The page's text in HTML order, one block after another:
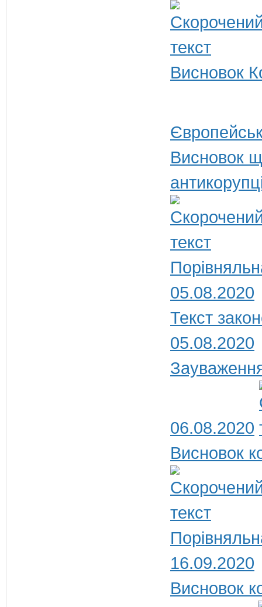
Висновок
Висновок
05.08.2020
Текст
05.08.2020
06.08.2020
Висновок
16.09.2020
Висновок